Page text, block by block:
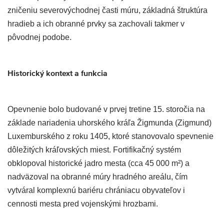
zničeniu severovýchodnej časti múru, základná štruktúra
hradieb a ich obranné prvky sa zachovali takmer v
pôvodnej podobe.
Historický kontext a funkcia
Opevnenie bolo budované v prvej tretine 15. storočia na
základe nariadenia uhorského kráľa Žigmunda (Zigmund)
Luxemburského z roku 1405, ktoré stanovovalo spevnenie
dôležitých kráľovských miest. Fortifikačný systém
obklopoval historické jadro mesta (cca 45 000 m²) a
nadväzoval na obranné múry hradného areálu, čím
vytváral komplexnú bariéru chrániacu obyvateľov i
cennosti mesta pred vojenskými hrozbami.